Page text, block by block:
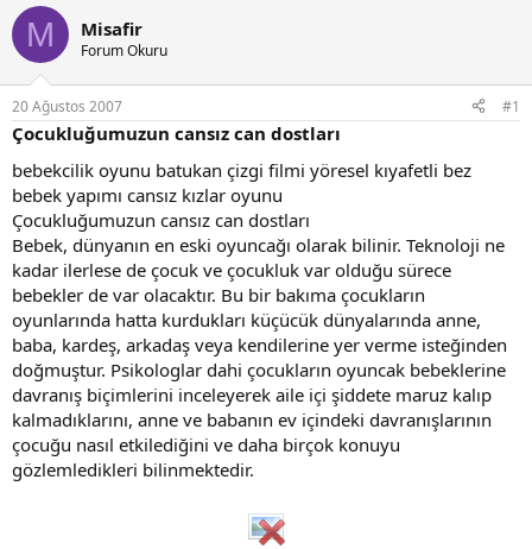
n
b
y
u
b
a
ş
l
a
t
a
n
l
a
g
ı
ç
a
r
i
h
i
M Misafir
Forum Okuru
20 Ağustos 2007 #1
Çocukluğumuzun cansız can dostları
bebekcilik oyunu batukan çizgi filmi yöresel kıyafetli bez
bebek yapımı cansız kızlar oyunu
Çocukluğumuzun cansız can dostları
Bebek, dünyanın en eski oyuncağı olarak bilinir. Teknoloji ne
kadar ilerlese de çocuk ve çocukluk var olduğu sürece
bebekler de var olacaktır. Bu bir bakıma çocukların
oyunlarında hatta kurdukları küçücük dünyalarında anne,
baba, kardeş, arkadaş veya kendilerine yer verme isteğinden
doğmuştur. Psikologlar dahi çocukların oyuncak bebeklerine
davranış biçimlerini inceleyerek aile içi şiddete maruz kalıp
kalmadıklarını, anne ve babanın ev içindeki davranışlarının
çocuğu nasıl etkilediğini ve daha birçok konuyu
gözlemledikleri bilinmektedir.